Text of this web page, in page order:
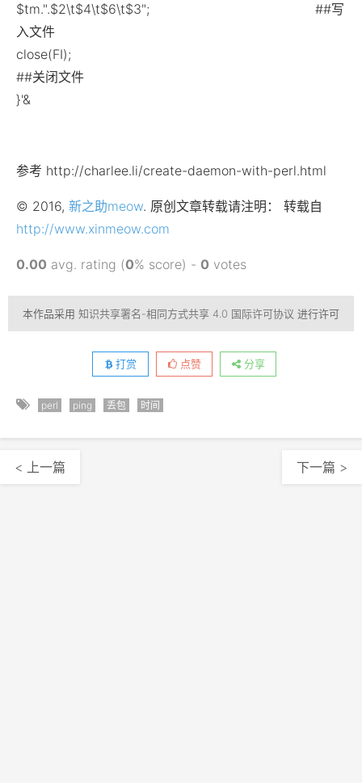
$tm.".$2\t$4\t$6\t$3"; ##写
入文件
close(FI);
##关闭文件
}'&
参考 http://charlee.li/create-daemon-with-perl.html
© 2016, 新之助meow. 原创文章转载请注明： 转载自
http://www.xinmeow.com
0.00 avg. rating (0% score) - 0 votes
本作品采用 知识共享署名-相同方式共享 4.0 国际许可协议 进行许可
打赏 点赞 分享
perl ping 丢包 时间
< 上一篇 下一篇 >